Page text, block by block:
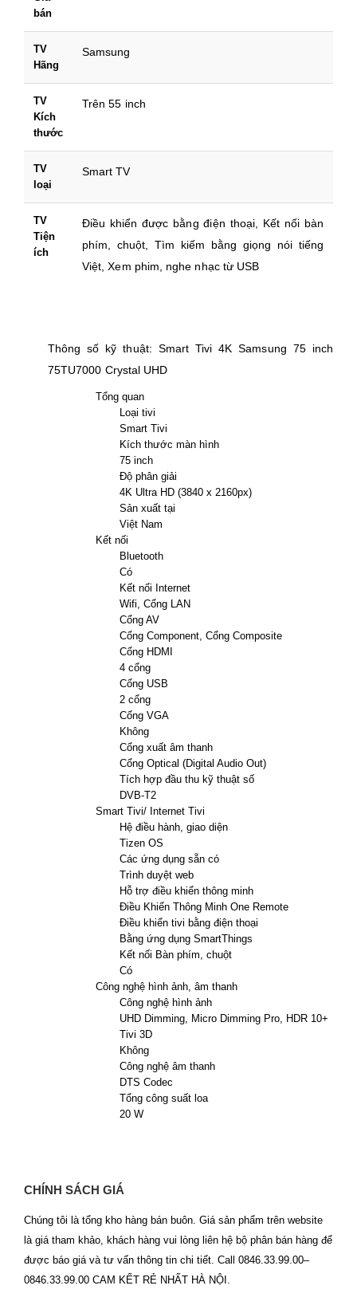
bán
TV
Hãng
Samsung
TV
Kích
thước
Trên 55 inch
TV
loại
Smart TV
TV
Tiện
ích
Điều khiển được bằng điện thoại, Kết nối bàn
phím, chuột, Tìm kiếm bằng giọng nói tiếng
Việt, Xem phim, nghe nhạc từ USB
Thông số kỹ thuật: Smart Tivi 4K Samsung 75 inch
75TU7000 Crystal UHD
Tổng quan
Loại tivi
Smart Tivi
Kích thước màn hình
75 inch
Độ phân giải
4K Ultra HD (3840 x 2160px)
Sản xuất tại
Việt Nam
Kết nối
Bluetooth
Có
Kết nối Internet
Wifi, Cổng LAN
Cổng AV
Cổng Component, Cổng Composite
Cổng HDMI
4 cổng
Cổng USB
2 cổng
Cổng VGA
Không
Cổng xuất âm thanh
Cổng Optical (Digital Audio Out)
Tích hợp đầu thu kỹ thuật số
DVB-T2
Smart Tivi/ Internet Tivi
Hệ điều hành, giao diện
Tizen OS
Các ứng dụng sẵn có
Trình duyệt web
Hỗ trợ điều khiển thông minh
Điều Khiển Thông Minh One Remote
Điều khiển tivi bằng điện thoại
Bằng ứng dụng SmartThings
Kết nối Bàn phím, chuột
Có
Công nghệ hình ảnh, âm thanh
Công nghệ hình ảnh
UHD Dimming, Micro Dimming Pro, HDR 10+
Tivi 3D
Không
Công nghệ âm thanh
DTS Codec
Tổng công suất loa
20 W
CHÍNH SÁCH GIÁ
Chúng tôi là tổng kho hàng bán buôn. Giá sản phẩm trên website
là giá tham khảo, khách hàng vui lòng liên hệ bộ phân bán hàng để
được báo giá và tư vấn thông tin chi tiết. Call 0846.33.99.00–
0846.33.99.00 CAM KẾT RẺ NHẤT HÀ NỘI.